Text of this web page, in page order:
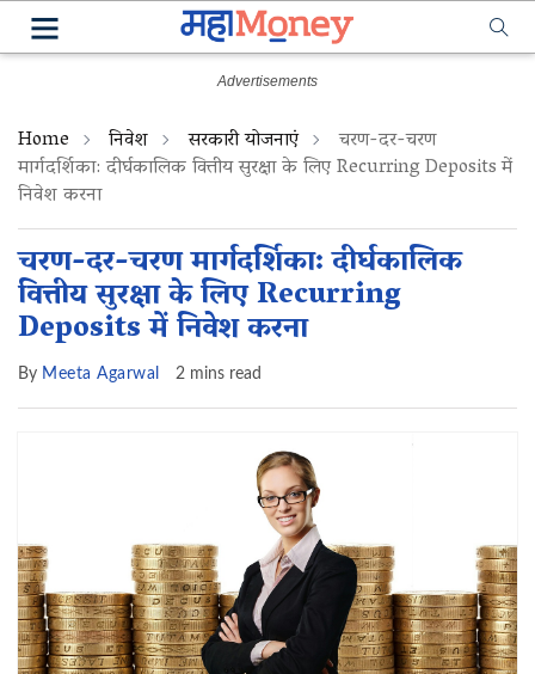
Home निवेश सरकारी योजनाएं चरण-दर-चरण
मार्गदर्शिका: दीर्घकालिक वित्तीय सुरक्षा के लिए Recurring Deposits में
निवेश करना
चरण-दर-चरण मार्गदर्शिका: दीर्घकालिक
वित्तीय सुरक्षा के लिए Recurring
Deposits में निवेश करना
By Meeta Agarwal 2 mins read